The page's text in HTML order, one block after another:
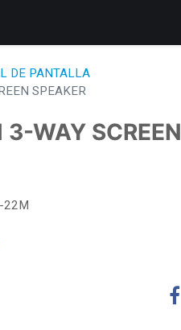
DE PANTALLA
SPEAKER
WAY SCREEN
22M